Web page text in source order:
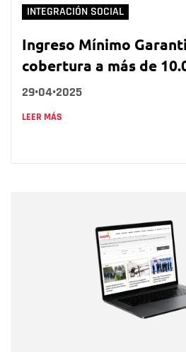
INTEGRACIÓN SOCIAL
Ingreso Mínimo
cobertura a más de
29•04•2025
LEER MÁS
Correo electrónico
Tipo de comentario